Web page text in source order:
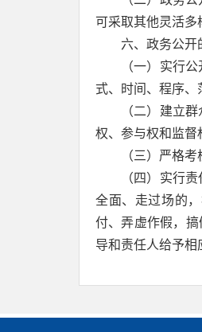
可采取其他灵活多
六、政务公开
（一）实行
式、时间、程序、
（二）建立
权、参与权和监督
（三）严格
（四）实行
全面、走过场的
付、弄虚作假，
导和责任人给予相